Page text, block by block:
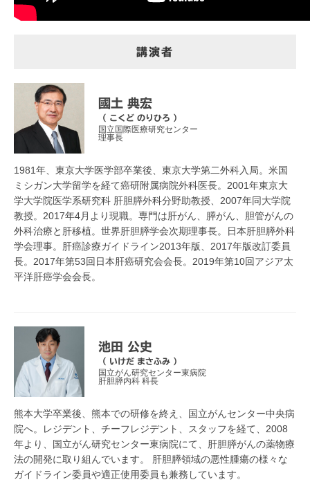
講演者
國土 典宏
（ こくど のりひろ ）
国立国際医療研究センター
理事長
1981年、東京大学医学部卒業後、東京大学第二外科入局。米国
ミシガン大学留学を経て癌研附属病院外科医長。2001年東京大
学大学院医学系研究科 肝胆膵外科分野助教授、2007年同大学院
教授。2017年4月より現職。専門は肝がん、膵がん、胆管がんの
外科治療と肝移植。世界肝胆膵学会次期理事長。日本肝胆膵外科
学会理事。肝癌診療ガイドライン2013年版、2017年版改訂委員
長。2017年第53回日本肝癌研究会会長。2019年第10回アジア太
平洋肝癌学会会長。
池田 公史
（ いけだ まさふみ ）
国立がん研究センター東病院
肝胆膵内科 科長
熊本大学卒業後、熊本での研修を終え、国立がんセンター中央病
院へ。レジデント、チーフレジデント、スタッフを経て、2008
年より、国立がん研究センター東病院にて、肝胆膵がんの薬物療
法の開発に取り組んでいます。 肝胆膵領域の悪性腫瘍の様々な
ガイドライン委員や適正使用委員も兼務しています。